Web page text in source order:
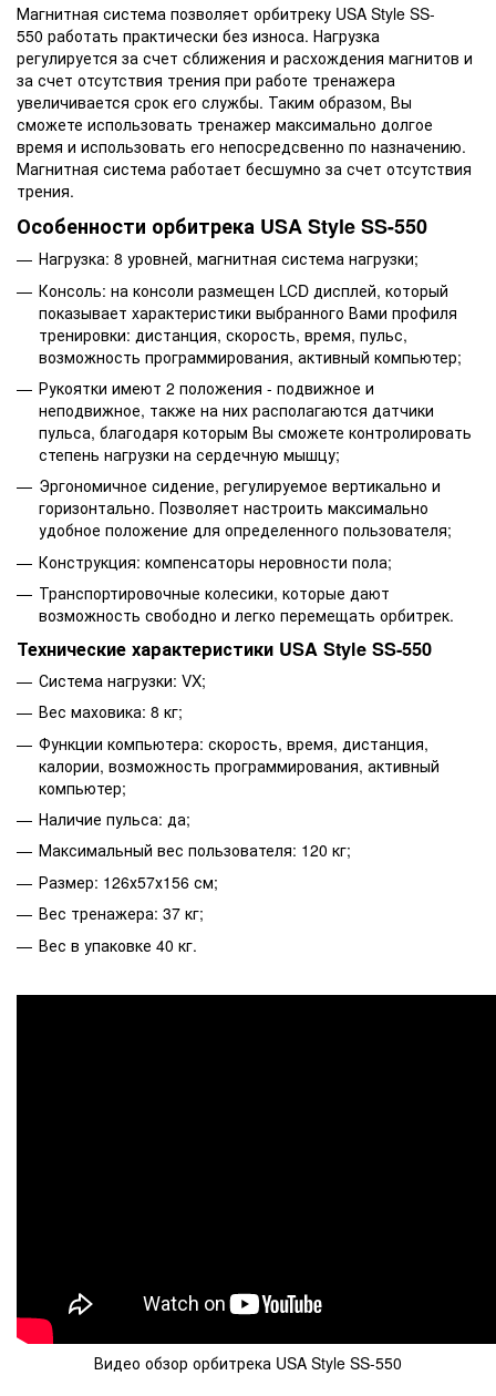
Магнитная система позволяет орбитреку USA Style SS-
550 работать практически без износа. Нагрузка
регулируется за счет сближения и расхождения магнитов и
за счет отсутствия трения при работе тренажера
увеличивается срок его службы. Таким образом, Вы
сможете использовать тренажер максимально долгое
время и использовать его непосредсвенно по назначению.
Магнитная система работает бесшумно за счет отсутствия
трения.
Особенности орбитрека USA Style SS-550
Нагрузка: 8 уровней, магнитная система нагрузки;
Консоль: на консоли размещен LCD дисплей, который
показывает характеристики выбранного Вами профиля
тренировки: дистанция, скорость, время, пульс,
возможность программирования, активный компьютер;
Рукоятки имеют 2 положения - подвижное и
неподвижное, также на них располагаются датчики
пульса, благодаря которым Вы сможете контролировать
степень нагрузки на сердечную мышцу;
Эргономичное сидение, регулируемое вертикально и
горизонтально. Позволяет настроить максимально
удобное положение для определенного пользователя;
Конструкция: компенсаторы неровности пола;
Транспортировочные колесики, которые дают
возможность свободно и легко перемещать орбитрек.
Технические характеристики USA Style SS-550
Система нагрузки: VX;
Вес маховика: 8 кг;
Функции компьютера: скорость, время, дистанция,
калории, возможность программирования, активный
компьютер;
Наличие пульса: да;
Максимальный вес пользователя: 120 кг;
Размер: 126х57х156 см;
Вес тренажера: 37 кг;
Вес в упаковке 40 кг.
Видео обзор орбитрека USA Style SS-550